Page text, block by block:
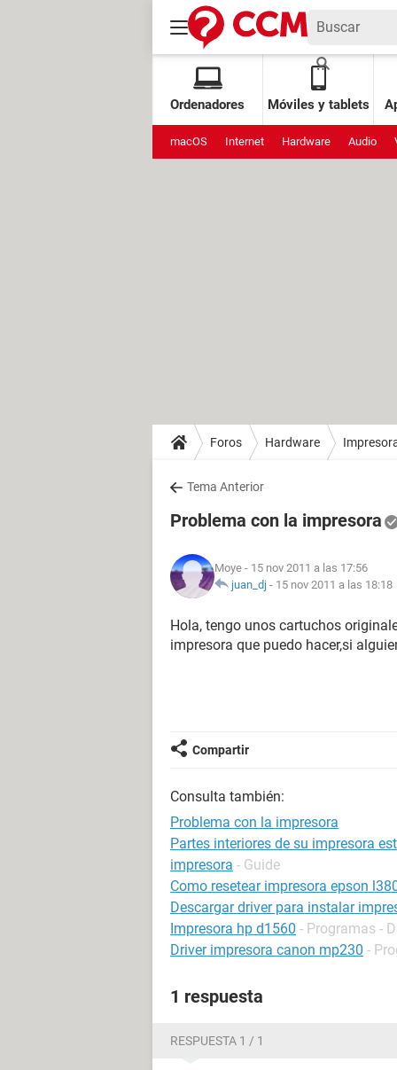
Ordenadores Móviles y tablets
macOS Internet Hardware Audio
Foros Hardware
Tema Anterior
Problema con la impresora
Moye - 15 nov 2011 a las 17:56
juan_dj - 15 nov 2011 a las 18:18
Hola, tengo unos cartuchos
impresora que puedo hacer,si
Compartir
Consulta también:
Problema con la impresora
Partes interiores de su impresora
impresora - Guide
Como resetear impresora epson
Descargar driver para instalar
Impresora hp d1560 - Programas -
Driver impresora canon mp230 -
1 respuesta
RESPUESTA 1 / 1